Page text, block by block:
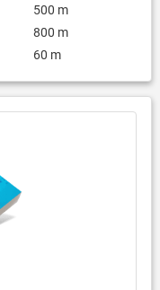
500 m
800 m
60 m